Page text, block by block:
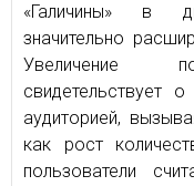
«Галичины» в
значительно
Увеличение
свидетельствует
аудиторией,
как рост
пользователи